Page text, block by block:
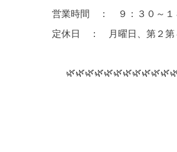
営業時間 ： ９：３０～１
定休日 ： 月曜日、第２第